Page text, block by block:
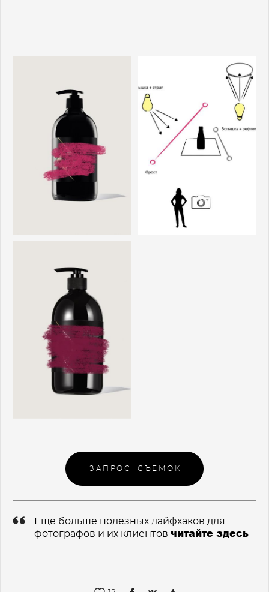
ЗАПРОС СЪЁМОК
Ещё больше полезных лайфхаков для
фотографов и их клиентов читайте здесь